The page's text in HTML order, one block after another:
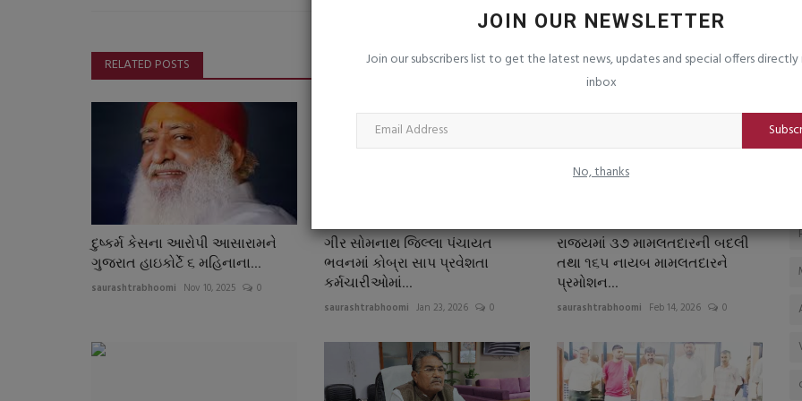
JOIN OUR NEWSLETTER
Join our subscribers list to get the latest news, updates and special offers directly
inbox
No, thanks
RELATED POSTS
દુષ્કર્મ કેસના આરોપી આસારામને
ગુજરાત હાઇકોર્ટે ૬ મહિનાના...
saurashtrabhoomi Nov 10, 2025 0
ગીર સોમનાથ જિલ્લા પંચાયત
ભવનમાં કોબ્રા સાપ પ્રવેશતા
કર્મચારીઓમાં...
saurashtrabhoomi Jan 23, 2026 0
રાજયમાં ૩૭ મામલતદારની બદલી
તથા ૧૬૫ નાયબ મામલતદારને
પ્રમોશન...
saurashtrabhoomi Feb 14, 2026 0
saurashtrabhoomi
તંત્રને કોઈ ફરક...
નેતૃત્વ દિવસ"ની...
saurashtrabhoomi Aug 5, 2026 0
મહિલા નેતૃત્વ દિવસની ઉજવણીમાં મહિલા સરપંચો અને બાલિકા
પંચાયતની દીકરીઓનું સન્માન